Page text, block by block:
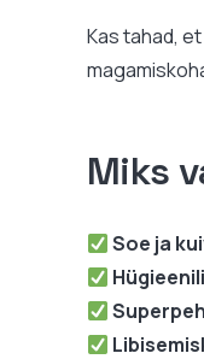
Kas tahad,
Miks
Soe ja